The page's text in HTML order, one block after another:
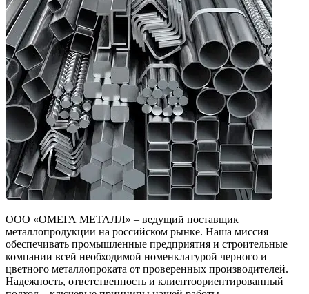
ООО «ОМЕГА МЕТАЛЛ» – ведущий поставщик
металлопродукции на российском рынке. Наша миссия –
обеспечивать промышленные предприятия и строительные
компании всей необходимой номенклатурой черного и
цветного металлопроката от проверенных производителей.
Надежность, ответственность и клиентоориентированный